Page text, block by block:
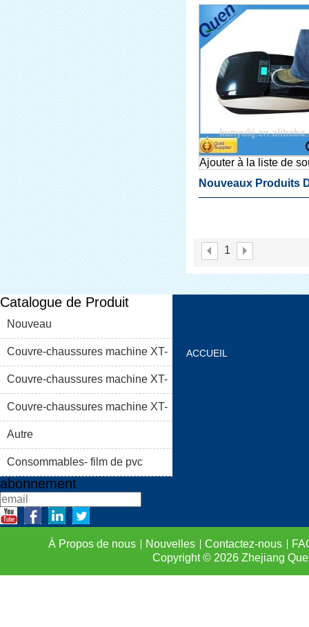
Ajouter à la liste de
Nouveaux Produits
1
Catalogue de Produit
Nouveau
Couvre-chaussures machine XT-
46C
Couvre-chaussures machine XT-
46B (i)
Couvre-chaussures machine XT-
46B (II)
Autre
Consommables- film de pvc
abonnement
ACCUEIL
À Propos de nous Nouvelles Contactez-nous
Copyright © 2026Zhejiang